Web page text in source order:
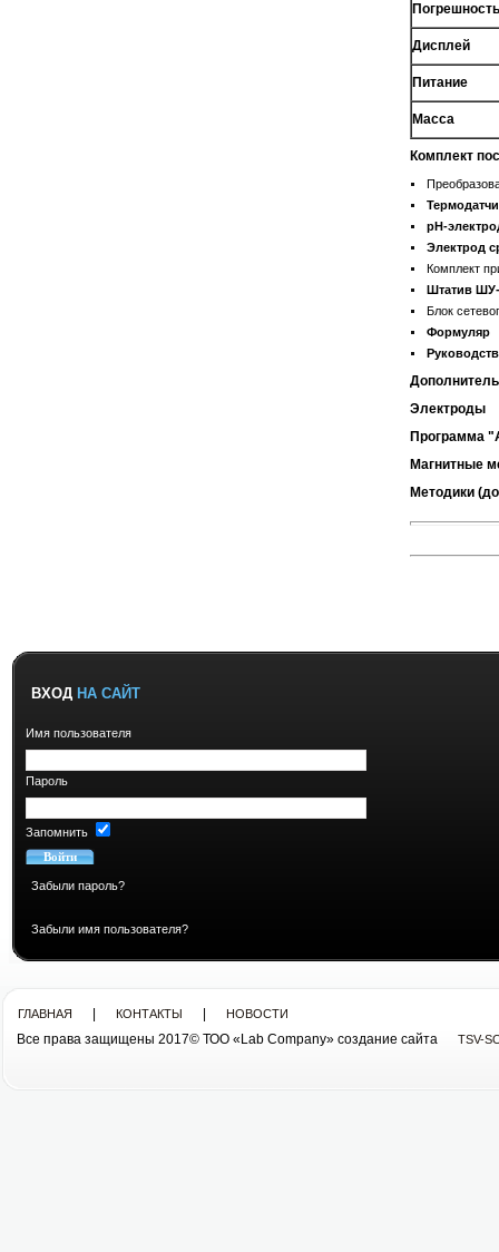
Дисплей
Питание
Масса
Комплект
рН-
Электрод
Комплект
Штатив
Блок
Формуляр
Электроды
Программа
Магнитные
Методики
ВХОД НА САЙТ
Имя пользователя
Пароль
Запомнить
Забыли пароль?
Забыли имя пользователя?
ГЛАВНАЯ КОНТАКТЫ НОВОСТИ
Все права защищены 2017© ТОО «Lab Company» cоздание сайта TSV-